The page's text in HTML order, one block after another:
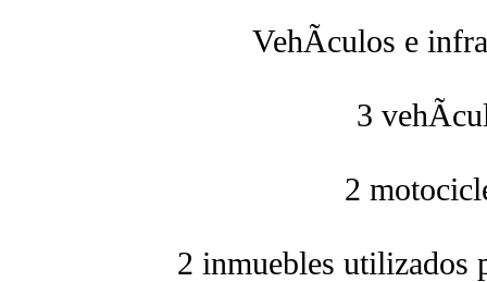
VehÃ­culos e
3
2
2 inmuebles utilizados